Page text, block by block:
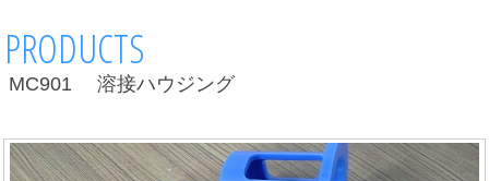
PRODUCTS
MC901 溶接ハウジング